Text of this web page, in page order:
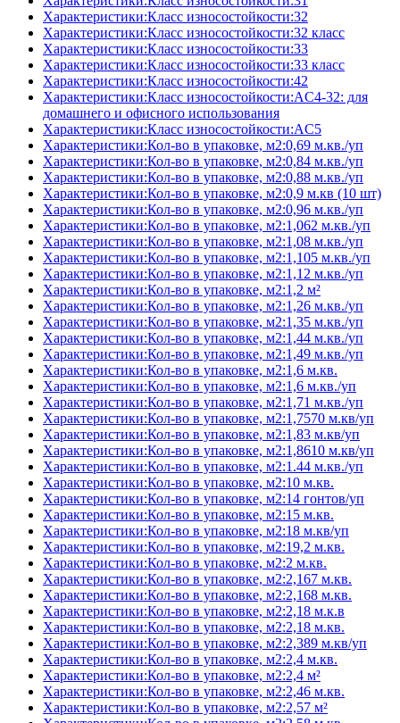
Характеристики:Класс износостойкости:32
Характеристики:Класс износостойкости:32 класс
Характеристики:Класс износостойкости:33
Характеристики:Класс износостойкости:33 класс
Характеристики:Класс износостойкости:42
Характеристики:Класс износостойкости:AC4-32: для
домашнего и офисного использования
Характеристики:Класс износостойкости:AC5
Характеристики:Кол-во в упаковке, м2:0,69 м.кв./уп
Характеристики:Кол-во в упаковке, м2:0,84 м.кв./уп
Характеристики:Кол-во в упаковке, м2:0,88 м.кв./уп
Характеристики:Кол-во в упаковке, м2:0,9 м.кв (10 шт)
Характеристики:Кол-во в упаковке, м2:0,96 м.кв./уп
Характеристики:Кол-во в упаковке, м2:1,062 м.кв./уп
Характеристики:Кол-во в упаковке, м2:1,08 м.кв./уп
Характеристики:Кол-во в упаковке, м2:1,105 м.кв./уп
Характеристики:Кол-во в упаковке, м2:1,12 м.кв./уп
Характеристики:Кол-во в упаковке, м2:1,2 м²
Характеристики:Кол-во в упаковке, м2:1,26 м.кв./уп
Характеристики:Кол-во в упаковке, м2:1,35 м.кв./уп
Характеристики:Кол-во в упаковке, м2:1,44 м.кв./уп
Характеристики:Кол-во в упаковке, м2:1,49 м.кв./уп
Характеристики:Кол-во в упаковке, м2:1,6 м.кв.
Характеристики:Кол-во в упаковке, м2:1,6 м.кв./уп
Характеристики:Кол-во в упаковке, м2:1,71 м.кв./уп
Характеристики:Кол-во в упаковке, м2:1,7570 м.кв/уп
Характеристики:Кол-во в упаковке, м2:1,83 м.кв/уп
Характеристики:Кол-во в упаковке, м2:1,8610 м.кв/уп
Характеристики:Кол-во в упаковке, м2:1.44 м.кв./уп
Характеристики:Кол-во в упаковке, м2:10 м.кв.
Характеристики:Кол-во в упаковке, м2:14 гонтов/уп
Характеристики:Кол-во в упаковке, м2:15 м.кв.
Характеристики:Кол-во в упаковке, м2:18 м.кв/уп
Характеристики:Кол-во в упаковке, м2:19,2 м.кв.
Характеристики:Кол-во в упаковке, м2:2 м.кв.
Характеристики:Кол-во в упаковке, м2:2,167 м.кв.
Характеристики:Кол-во в упаковке, м2:2,168 м.кв.
Характеристики:Кол-во в упаковке, м2:2,18 м.к.в
Характеристики:Кол-во в упаковке, м2:2,18 м.кв.
Характеристики:Кол-во в упаковке, м2:2,389 м.кв/уп
Характеристики:Кол-во в упаковке, м2:2,4 м.кв.
Характеристики:Кол-во в упаковке, м2:2,4 м²
Характеристики:Кол-во в упаковке, м2:2,46 м.кв.
Характеристики:Кол-во в упаковке, м2:2,57 м²